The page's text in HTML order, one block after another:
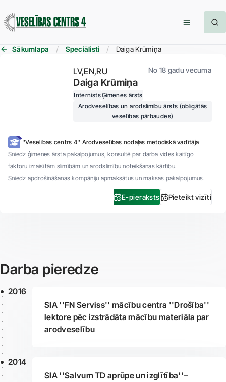
Sākumlapa Speciālisti Daiga Krūmiņa
LV EN RU No 18 gadu vecuma
Daiga Krūmiņa
InternistsĢimenes ārsts
Arodveselības un arodslimību ārsts (obligātās
veselības pārbaudes)
''Veselības centrs 4'' Arodveselības nodaļas metodiskā vadītāja
Sniedz ģimenes ārsta pakalpojumus, konsultē par darba vides kaitīgo
faktoru izraisītām slimībām un arodslimību noteikšanas kārtību.
Sniedz apdrošināšanas kompāniju apmaksātus un maksas pakalpojumus.
E-pieraksts Pieteikt vizīti
Darba pieredze
2016
SIA ''FN Serviss'' mācību centra ''Drošība''
lektore pēc izstrādāta mācību materiāla par
arodveselību
2014
SIA ''Salvum TD aprūpe un izglītība''–